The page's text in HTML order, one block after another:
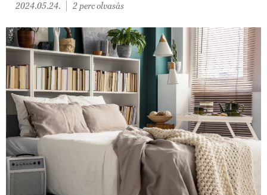
2024.05.24. 2 perc olvasás